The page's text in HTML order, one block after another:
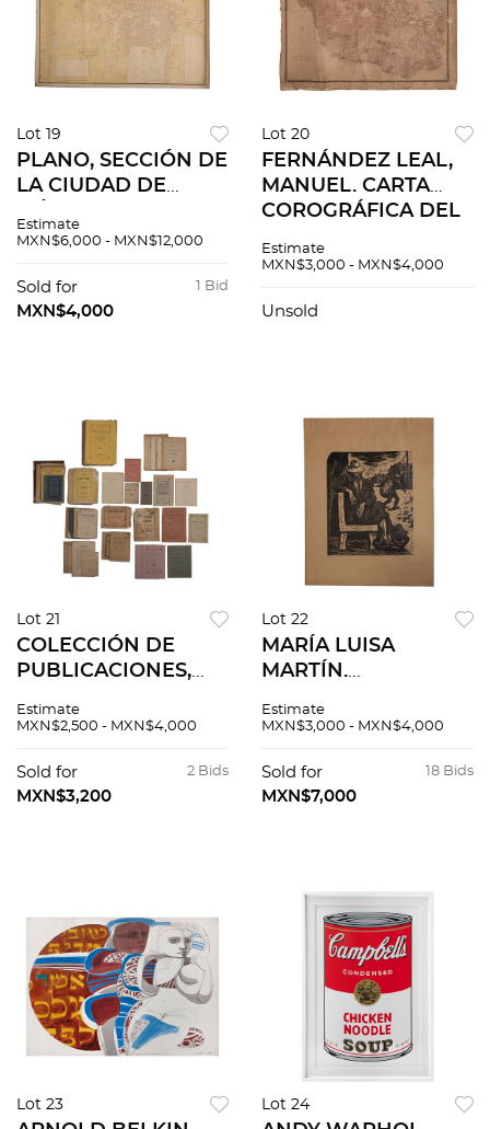
Lot 19
PLANO, SECCIÓN DE
LA CIUDAD DE
101 cm. Pequeñas
sobre lino.
Estimate
MXN$6,000 - MXN$12,000
1 Bid
Sold for
MXN$4,000
Lot 20
FERNÁNDEZ LEAL,
MANUEL. CARTA
COROGRÁFICA DEL
(SOLO PARTE SUR).
ERHARD FRES, 1899.
Estimate
MXN$3,000 - MXN$4,000
Unsold
Lot 21
COLECCIÓN DE
PUBLICACIONES,
XIX Y PRINCIPIOS
Jurisprudencia,
Arqueología,
Estimate
MXN$2,500 - MXN$4,000
2 Bids
Sold for
MXN$3,200
Lot 22
MARÍA LUISA
MARTÍN.
Grabado en madera,
Firmado y fechado a
lápiz, 1955. Firmado
Estimate
MXN$3,000 - MXN$4,000
18 Bids
Sold for
MXN$7,000
Lot 23 Lot 24